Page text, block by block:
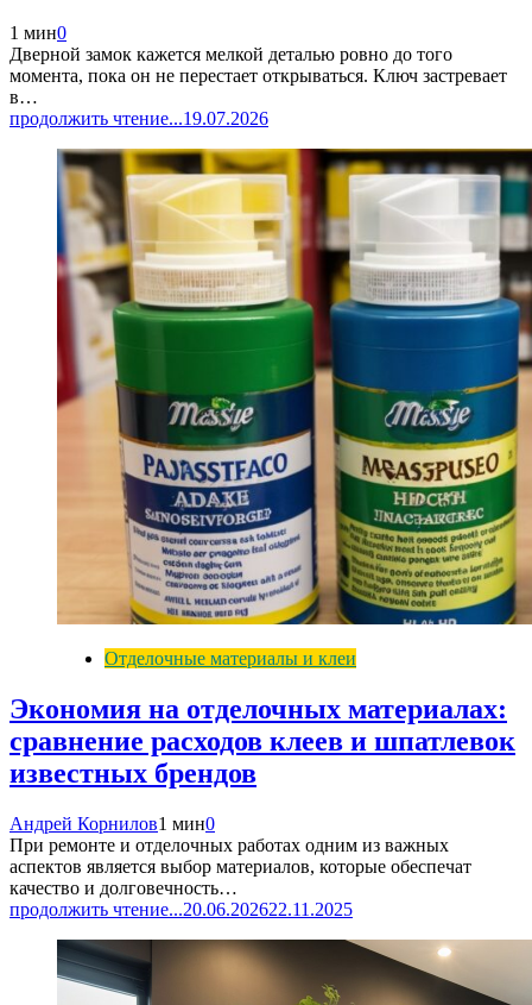
1 мин0
Дверной замок кажется мелкой деталью ровно до того
момента, пока он не перестает открываться. Ключ застревает
в…
продолжить чтение...19.07.2026
Отделочные материалы и клеи
Экономия на отделочных материалах:
сравнение расходов клеев и шпатлевок
известных брендов
Андрей Корнилов1 мин0
При ремонте и отделочных работах одним из важных
аспектов является выбор материалов, которые обеспечат
качество и долговечность…
продолжить чтение...20.06.202622.11.2025